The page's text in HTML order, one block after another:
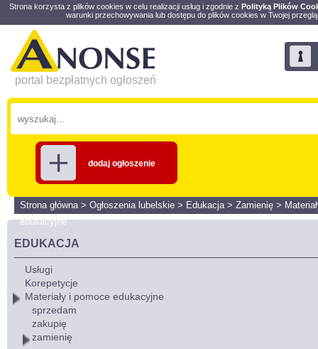
Strona korzysta z plików cookies w celu realizacji usług i zgodnie z Polityką Plików
warunki przechowywania lub dostępu do plików cookies w Twojej
portal bezpłatnych ogłoszeń
dodaj ogłoszenie
Strona główna> Ogłoszenia lubelskie > Edukacja> Zamienię >
edukacyjne
EDUKACJA
Usługi
Korepetycje
Materiały i pomoce edukacyjne
sprzedam
zakupię
zamienię